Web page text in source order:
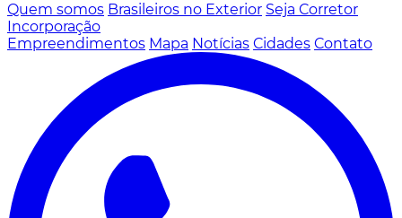
Quem somos Brasileiros no Exterior Seja Corretor
Incorporação
Empreendimentos Mapa Notícias Cidades Contato